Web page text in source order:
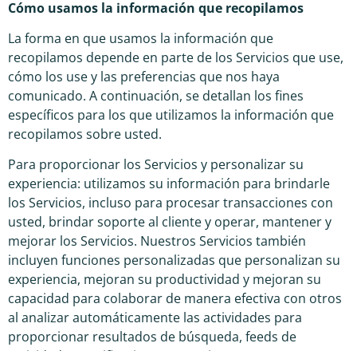
Cómo usamos la información que recopilamos
La forma en que usamos la información que
recopilamos depende en parte de los Servicios que use,
cómo los use y las preferencias que nos haya
comunicado. A continuación, se detallan los fines
específicos para los que utilizamos la información que
recopilamos sobre usted.
Para proporcionar los Servicios y personalizar su
experiencia: utilizamos su información para brindarle
los Servicios, incluso para procesar transacciones con
usted, brindar soporte al cliente y operar, mantener y
mejorar los Servicios. Nuestros Servicios también
incluyen funciones personalizadas que personalizan su
experiencia, mejoran su productividad y mejoran su
capacidad para colaborar de manera efectiva con otros
al analizar automáticamente las actividades para
proporcionar resultados de búsqueda, feeds de